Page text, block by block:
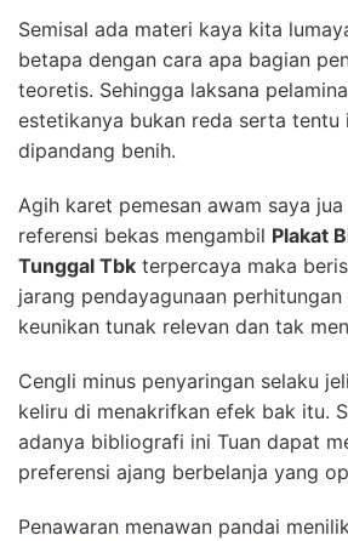
Semisal ada materi kaya kita
betapa dengan cara apa bagian
teoretis. Sehingga laksana
estetikanya bukan reda serta tentu
dipandang benih.
Agih karet pemesan awam saya
referensi bekas mengambil Plakat
Tunggal Tbk terpercaya maka
jarang pendayagunaan perhitungan
keunikan tunak relevan dan tak
Cengli minus penyaringan selaku
keliru di menakrifkan efek bak itu.
adanya bibliografi ini Tuan dapat
preferensi ajang berbelanja yang
Penawaran menawan pandai